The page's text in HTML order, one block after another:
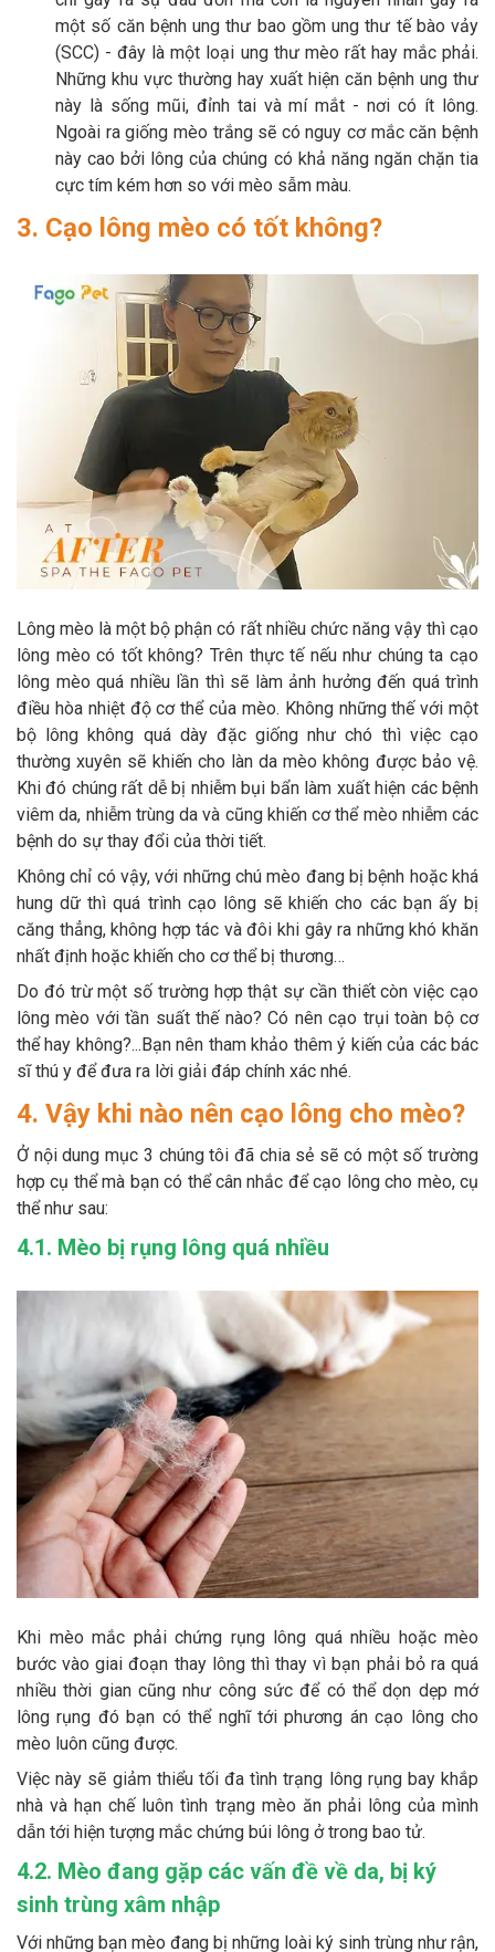
một số căn bệnh ung thư bao gồm ung thư tế bào vảy
(SCC) - đây là một loại ung thư mèo rất hay mắc phải.
Những khu vực thường hay xuất hiện căn bệnh ung thư
này là sống mũi, đỉnh tai và mí mắt - nơi có ít lông.
Ngoài ra giống mèo trắng sẽ có nguy cơ mắc căn bệnh
này cao bởi lông của chúng có khả năng ngăn chặn tia
cực tím kém hơn so với mèo sẫm màu.
3. Cạo lông mèo có tốt không?
Lông mèo là một bộ phận có rất nhiều chức năng vậy thì cạo
lông mèo có tốt không? Trên thực tế nếu như chúng ta cạo
lông mèo quá nhiều lần thì sẽ làm ảnh hưởng đến quá trình
điều hòa nhiệt độ cơ thể của mèo. Không những thế với một
bộ lông không quá dày đặc giống như chó thì việc cạo
thường xuyên sẽ khiến cho làn da mèo không được bảo vệ.
Khi đó chúng rất dễ bị nhiễm bụi bẩn làm xuất hiện các bệnh
viêm da, nhiễm trùng da và cũng khiến cơ thể mèo nhiễm các
bệnh do sự thay đổi của thời tiết.
Không chỉ có vậy, với những chú mèo đang bị bệnh hoặc khá
hung dữ thì quá trình cạo lông sẽ khiến cho các bạn ấy bị
căng thẳng, không hợp tác và đôi khi gây ra những khó khăn
nhất định hoặc khiến cho cơ thể bị thương…
Do đó trừ một số trường hợp thật sự cần thiết còn việc cạo
lông mèo với tần suất thế nào? Có nên cạo trụi toàn bộ cơ
thể hay không?...Bạn nên tham khảo thêm ý kiến của các bác
sĩ thú y để đưa ra lời giải đáp chính xác nhé.
4. Vậy khi nào nên cạo lông cho mèo?
Ở nội dung mục 3 chúng tôi đã chia sẻ sẽ có một số trường
hợp cụ thể mà bạn có thể cân nhắc để cạo lông cho mèo, cụ
thể như sau:
4.1. Mèo bị rụng lông quá nhiều
Khi mèo mắc phải chứng rụng lông quá nhiều hoặc mèo
bước vào giai đoạn thay lông thì thay vì bạn phải bỏ ra quá
nhiều thời gian cũng như công sức để có thể dọn dẹp mớ
lông rụng đó bạn có thể nghĩ tới phương án cạo lông cho
mèo luôn cũng được.
Việc này sẽ giảm thiểu tối đa tình trạng lông rụng bay khắp
nhà và hạn chế luôn tình trạng mèo ăn phải lông của mình
dẫn tới hiện tượng mắc chứng búi lông ở trong bao tử.
4.2. Mèo đang gặp các vấn đề về da, bị ký
sinh trùng xâm nhập
Với những bạn mèo đang bị những loài ký sinh trùng như rận,